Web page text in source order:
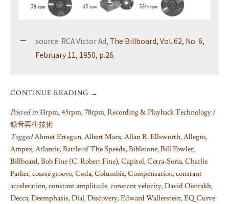
source: RCA Victor Ad, The Billboard, Vol. 62, No. 6,
February 11, 1950, p.26.
CONTINUE READING →
Posted in33rpm,45rpm,78rpm,Recording & Playback Technology /
録音再生技術
TaggedAhmet Ertegun,Albert Marx,Allan R. Ellsworth,Allegro,
Ampex,Atlantic,Battle of The Speeds,Bibletone,Bill Fowler,
Billboard,Bob Fine (C. Robert Fine),Capitol,Cetra-Soria,Charlie
Parker,coarse groove,Coda,Columbia,Compensation,constant
acceleration,constant amplitude,constant velocity,David Oistrakh,
Decca,Deemphasis,Dial,Discovery,Edward Wallerstein,EQ Curve